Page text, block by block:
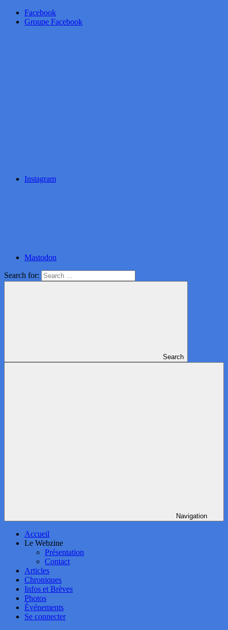
Facebook
Groupe Facebook
Instagram
Mastodon
Search for:
Search
Navigation
Accueil
Le Webzine
Présentation
Contact
Articles
Chroniques
Infos et Brèves
Photos
Événements
Se connecter